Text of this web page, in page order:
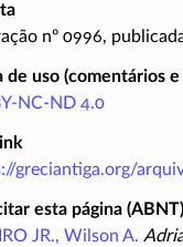
nº 0996,
de uso (comentários e
NC-ND 4.0
greciantiga.org/
esta página (ABNT)
JR., Wilson A.